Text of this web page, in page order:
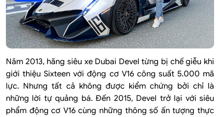
Năm 2013, hãng siêu xe Dubai Devel từng bị chế giễu khi
giới thiệu Sixteen với động cơ V16 công suất 5.000 mã
lực. Nhưng tất cả không được kiểm chứng bởi chỉ là
những lời tự quảng bá. Đến 2015, Devel trở lại với siêu
phẩm động cơ V16 cùng những thông số ấn tượng thực